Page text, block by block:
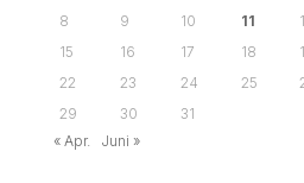
8
9 10 11
15
16 17 18
22
23 24 25
29
30
31
« Apr.
Juni »